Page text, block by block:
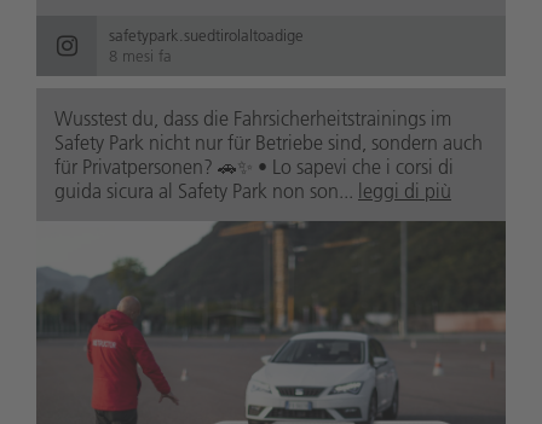
safetypark.suedtirolaltoadige
8 mesi fa
Wusstest du, dass die Fahrsicherheitstrainings im
Safety Park nicht nur für Betriebe sind, sondern auch
für Privatpersonen? 🚗✨ • Lo sapevi che i corsi di
guida sicura al Safety Park non son... leggi di più